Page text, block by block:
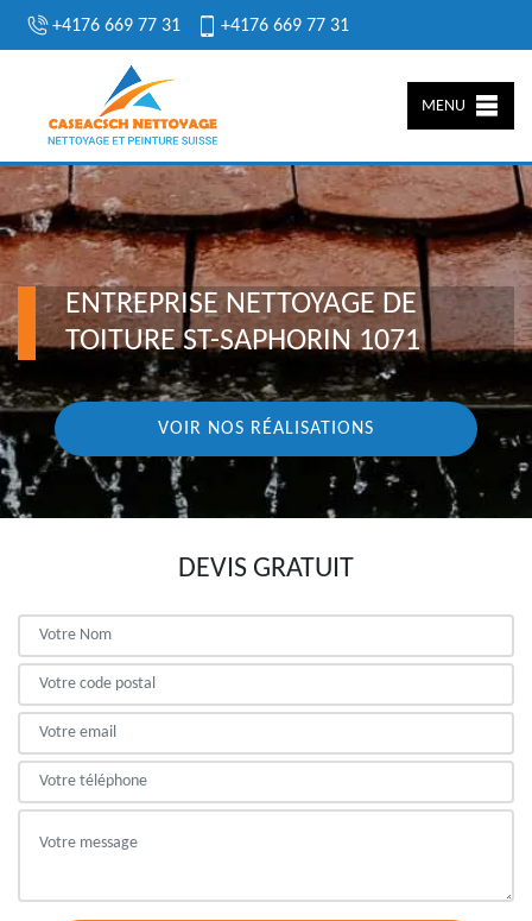
+4176 669 77 31 +4176 669 77 31
MENU
ENTREPRISE NETTOYAGE DE
TOITURE ST-SAPHORIN 1071
VOIR NOS RÉALISATIONS
DEVIS GRATUIT